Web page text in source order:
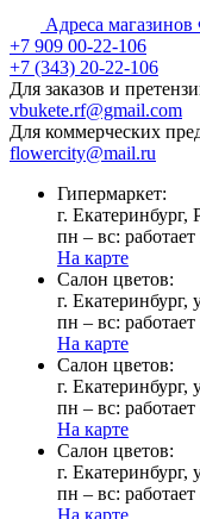
Адреса магазинов
+7 909 00-22-106
+7 (343) 20-22-106
Для заказов и
vbukete.rf@gmail.com
Для коммерческих
flowercity@mail.ru
Гипермаркет:
г. Екатеринбург,
пн – вс:
На карте
Cалон цветов:
г.
пн – вс:
На карте
Cалон цветов:
г. Екатеринбург,
пн – вс:
На карте
Cалон цветов:
г.
пн – вс:
На карте